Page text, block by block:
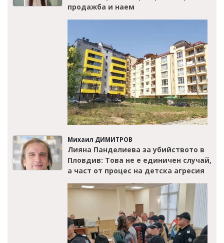
продажба и наем
Михаил ДИМИТРОВ
Лияна Панделиева за убийството в
Пловдив: Това не е единичен случай,
а част от процес на детска агресия